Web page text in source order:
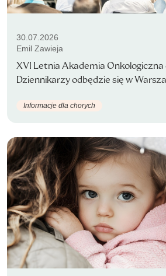
30.07.2026
Emil Zawieja
XVI Letnia Akademia Onkologiczna
Dziennikarzy odbędzie się w
Informacje dla chorych